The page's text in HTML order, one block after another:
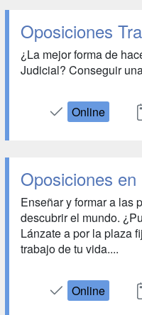
Oposiciones
¿La mejor forma de
Judicial? Conseguir
Online
Oposiciones
Enseñar y formar a las
descubrir el mundo.
Lánzate a por la plaza
trabajo de tu vida....
Online